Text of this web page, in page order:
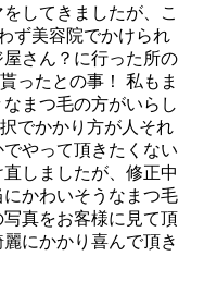
してきましたが、こ
ず美容院でかけられ
さん？に行った所の
ったとの事！ 私もま
まつ毛の方がいらし
でかかり方が人それ
やって頂きたくない
しましたが、修正中
かわいそうなまつ毛
真をお客様に見て頂
にかかり喜んで頂き